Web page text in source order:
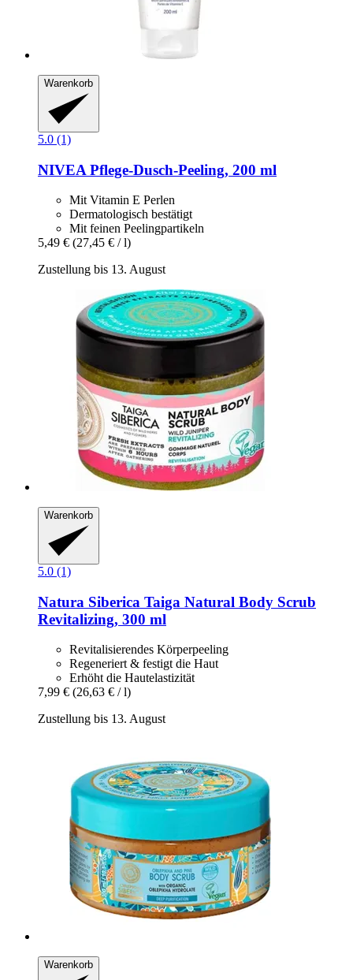
Warenkorb
5.0 (1)
NIVEA Pflege-​Dusch-​Peeling, 200 ml
Mit Vitamin E Perlen
Dermatologisch bestätigt
Mit feinen Peelingpartikeln
5,49 € (27,45 € / l)
Zustellung bis 13. August
Warenkorb
5.0 (1)
Natura Siberica Taiga Natural Body Scrub
Revitalizing, 300 ml
Revitalisierendes Körperpeeling
Regeneriert & festigt die Haut
Erhöht die Hautelastizität
7,99 € (26,63 € / l)
Zustellung bis 13. August
Warenkorb